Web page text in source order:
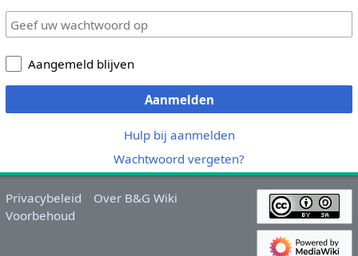
Aangemeld blijven
Aanmelden
Hulp bij aanmelden
Wachtwoord vergeten?
Privacybeleid
Over B&G Wiki
Voorbehoud